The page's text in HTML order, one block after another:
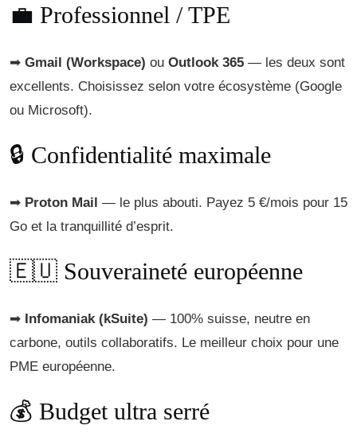
💼 Professionnel / TPE
➡ Gmail (Workspace) ou Outlook 365 — les deux sont
excellents. Choisissez selon votre écosystème (Google
ou Microsoft).
🔒 Confidentialité maximale
➡ Proton Mail — le plus abouti. Payez 5 €/mois pour 15
Go et la tranquillité d’esprit.
🇪🇺 Souveraineté européenne
➡ Infomaniak (kSuite) — 100% suisse, neutre en
carbone, outils collaboratifs. Le meilleur choix pour une
PME européenne.
💰 Budget ultra serré